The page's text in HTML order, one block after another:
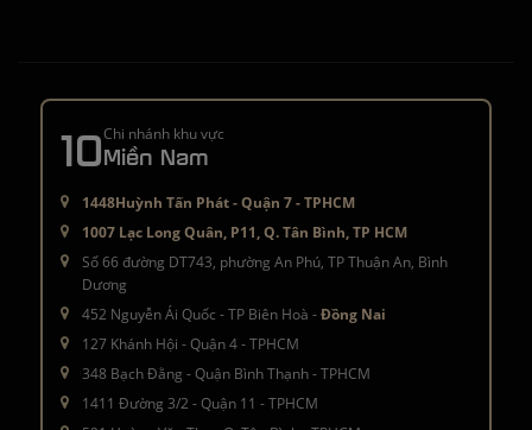
10Chi nhánh khu vực
Miền Nam
1448Huỳnh Tấn Phát - Quận 7 - TPHCM
1007 Lạc Long Quân, P11, Q. Tân Bình, TP HCM
Số 66 đường DT743, phường An Phú, TP Thuận An, Bình
Dương
452 Nguyễn Ái Quốc - TP Biên Hoà -Đồng Nai
127 Khánh Hội - Quận 4 - TPHCM
348 Bạch Đằng - Quận Bình Thạnh - TPHCM
1411 Đường 3/2 - Quận 11 - TPHCM